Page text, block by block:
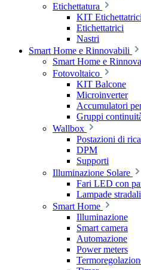
Etichettatura
KIT Etichettatrici
Etichettatrici
Nastri
Smart Home e Rinnovabili
Smart Home e
Fotovoltaico
KIT Balcone
Microinverter
Accumulatori
Gruppi
Wallbox
Postazioni di
DPM
Supporti
Illuminazione Solare
Fari LED con
Lampade
Smart Home
Illuminazione
Smart camera
Automazione
Power meters